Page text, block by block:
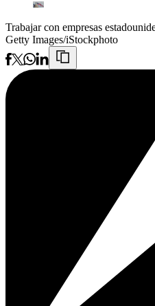
Trabajar con empresas
Getty Images/iStockphoto